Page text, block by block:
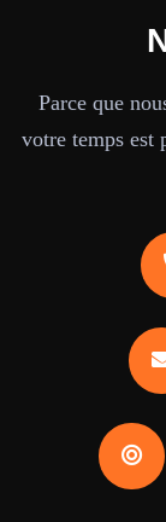
Parce que
votre temps est